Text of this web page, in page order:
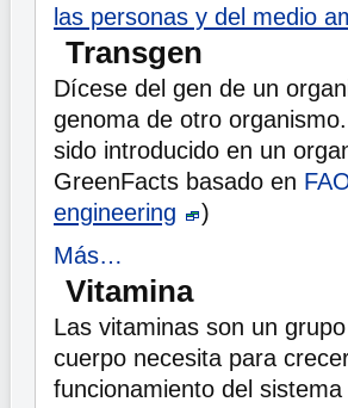
las personas y del medio
Transgen
Dícese del gen de un
genoma de otro
sido introducido en un
GreenFacts basado en
engineering
)
Más…
Vitamina
Las vitaminas son un
cuerpo necesita para
funcionamiento del